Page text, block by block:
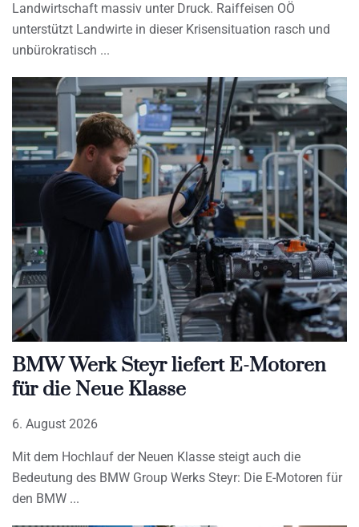
Landwirtschaft massiv unter Druck. Raiffeisen OÖ
unterstützt Landwirte in dieser Krisensituation rasch und
unbürokratisch
BMW Werk Steyr liefert E-Motoren
für die Neue Klasse
6. August 2026
Mit dem Hochlauf der Neuen Klasse steigt auch die
Bedeutung des BMW Group Werks Steyr: Die E-Motoren für
den BMW